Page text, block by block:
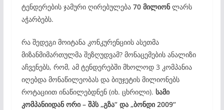
ტენდერების ჯამური ღირებულება 70 მილიონლარს
აჭარბებს.
რა შედეგი მოიტანა კონკურენციის ასეთმა
მიზანმიმართულმა შეზღუდვამ? მონაცემების ანალიზი
აჩვენებს, რომ, ამ ტენდერებში მხოლოდ 3 კომპანია
იღებდა მონაწილეობას და ბიუჯეტის მილიონებს
როტაციით ინაწილებდნენ (იხ. ცხრილი). სამი
კომპანიიდან ორი – შპს „გზა“ და „ბონდი 2009“